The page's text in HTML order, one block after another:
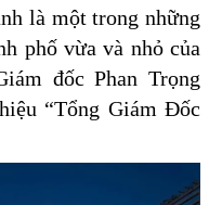
là một trong những
phố vừa và nhỏ của
đốc Phan Trọng
“Tổng Giám Đốc